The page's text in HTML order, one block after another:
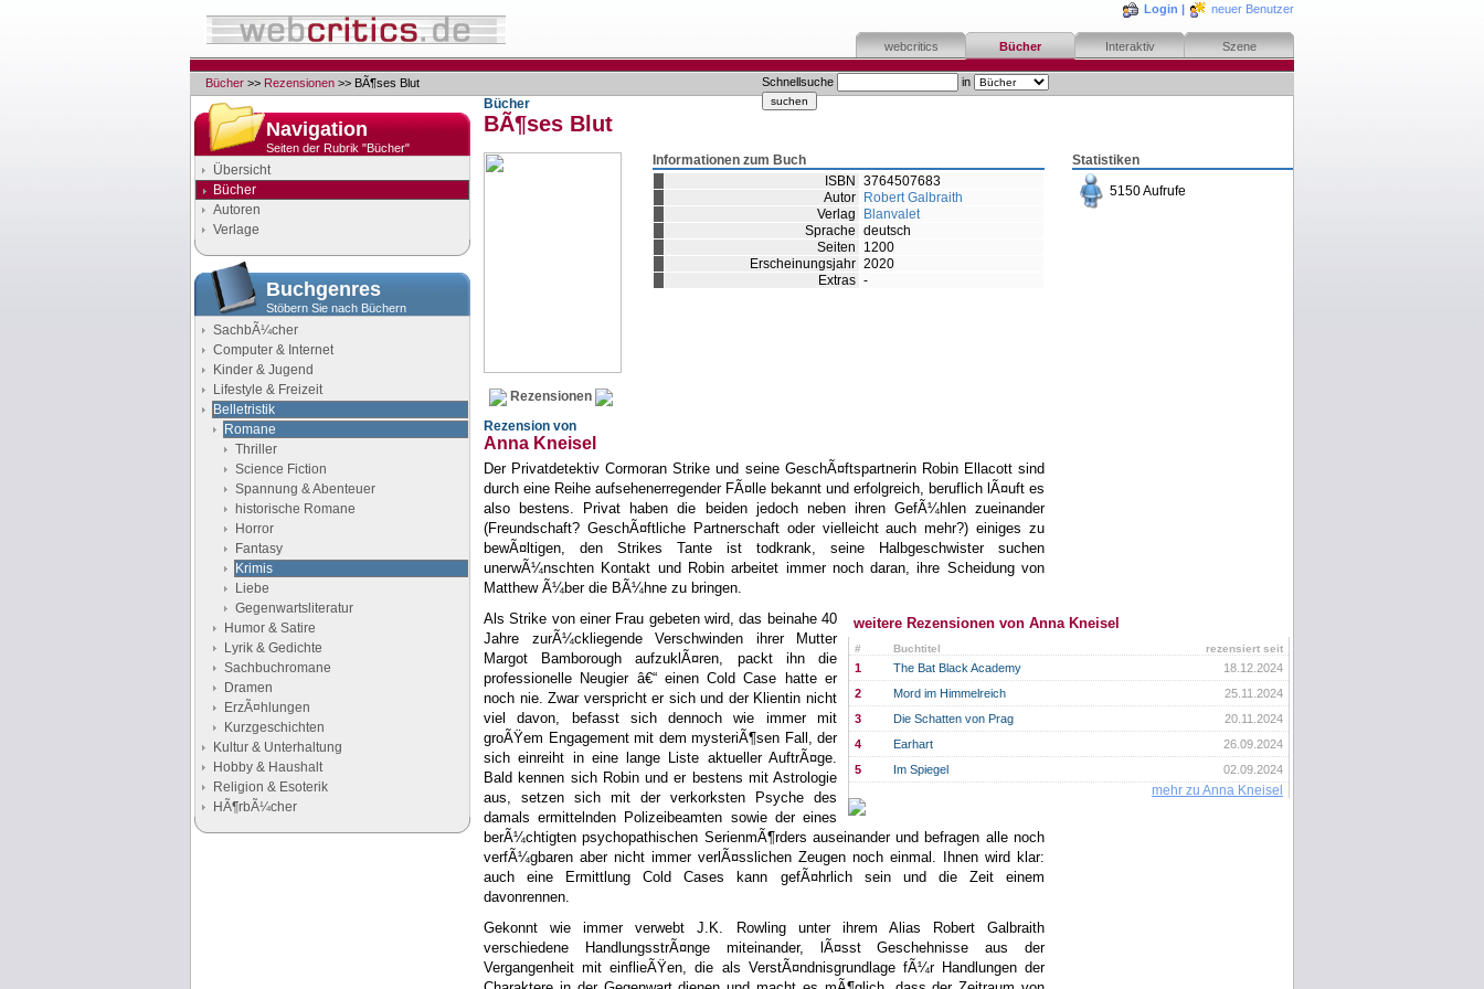
Login | neuer Benutzer
webcritics Bücher Interaktiv Szene
Schnellsuche in
Bücher >> Rezensionen >> BÃ¶ses Blut
Navigation
Seiten der Rubrik "Bücher"
Übersicht
Bücher
Autoren
Verlage
Buchgenres
Stöbern Sie nach Büchern
SachbÃ¼cher
Computer & Internet
Kinder & Jugend
Lifestyle & Freizeit
Belletristik
Romane
Thriller
Science Fiction
Spannung & Abenteuer
historische Romane
Horror
Fantasy
Krimis
Liebe
Gegenwartsliteratur
Humor & Satire
Lyrik & Gedichte
Sachbuchromane
Dramen
ErzÃ¤hlungen
Kurzgeschichten
Kultur & Unterhaltung
Hobby & Haushalt
Religion & Esoterik
HÃ¶rbÃ¼cher
Bücher
BÃ¶ses Blut
Statistiken
5150 Aufrufe
Informationen zum Buch
ISBN
3764507683
Autor
Robert Galbraith
Verlag
Blanvalet
Sprache deutsch
Seiten
1200
Erscheinungsjahr 2020
Extras -
Rezensionen
Rezension von
Anna Kneisel
Der Privatdetektiv Cormoran Strike und seine GeschÃ¤ftspartnerin Robin Ellacott sind
durch eine Reihe aufsehenerregender FÃ¤lle bekannt und erfolgreich, beruflich lÃ¤uft es
also bestens. Privat haben die beiden jedoch neben ihren GefÃ¼hlen zueinander
(Freundschaft? GeschÃ¤ftliche Partnerschaft oder vielleicht auch mehr?) einiges zu
bewÃ¤ltigen, den Strikes Tante ist todkrank, seine Halbgeschwister suchen
unerwÃ¼nschten Kontakt und Robin arbeitet immer noch daran, ihre Scheidung von
Matthew Ã¼ber die BÃ¼hne zu bringen.
weitere Rezensionen von Anna Kneisel
# rezensiert seit
Buchtitel
1 18.12.2024
The Bat Black Academy
2
25.11.2024
Mord im Himmelreich
3
20.11.2024
Die Schatten von Prag
4
26.09.2024
Earhart
5
02.09.2024
Im Spiegel
mehr zu Anna Kneisel
Als Strike von einer Frau gebeten wird, das beinahe 40
Jahre zurÃ¼ckliegende Verschwinden ihrer Mutter
Margot Bamborough aufzuklÃ¤ren, packt ihn die
professionelle Neugier â€“ einen Cold Case hatte er
noch nie. Zwar verspricht er sich und der Klientin nicht
viel davon, befasst sich dennoch wie immer mit
groÃŸem Engagement mit dem mysteriÃ¶sen Fall, der
sich einreiht in eine lange Liste aktueller AuftrÃ¤ge.
Bald kennen sich Robin und er bestens mit Astrologie
aus, setzen sich mit der verkorksten Psyche des
damals ermittelnden Polizeibeamten sowie der eines
berÃ¼chtigten psychopathischen SerienmÃ¶rders auseinander und befragen alle noch
verfÃ¼gbaren aber nicht immer verlÃ¤sslichen Zeugen noch einmal. Ihnen wird klar:
auch eine Ermittlung Cold Cases kann gefÃ¤hrlich sein und die Zeit einem
davonrennen.
Gekonnt wie immer verwebt J.K. Rowling unter ihrem Alias Robert Galbraith
verschiedene HandlungsstrÃ¤nge miteinander, lÃ¤sst Geschehnisse aus der
Vergangenheit mit einflieÃŸen, die als VerstÃ¤ndnisgrundlage fÃ¼r Handlungen der